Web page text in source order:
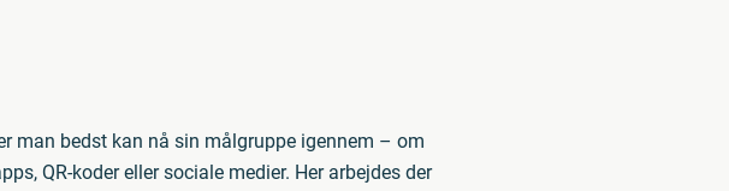
man bedst kan nå sin målgruppe igennem – om
QR-koder eller sociale medier. Her arbejdes der